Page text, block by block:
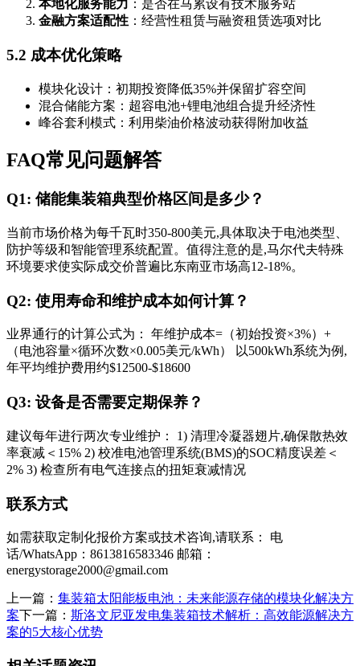
本地化服务能力 ：是否在马累设有技术服务站
金融方案适配性 ：经营性租赁与融资租赁选项对比
5.2 成本优化策略
模块化设计：初期投资降低35%并保留扩容空间
混合储能方案：超容电池+锂电池组合提升经济性
峰谷套利模式：利用柴油价格波动获得附加收益
FAQ常见问题解答
Q1: 储能集装箱典型价格区间是多少？
当前市场价格为每千瓦时350-800美元,具体取决于电池类型、
防护等级和智能管理系统配置。值得注意的是,马尔代夫特殊
环境要求使实际成交价普遍比东南亚市场高12-18%。
Q2: 使用寿命和维护成本如何计算？
业界通行的计算公式为： 年维护成本=（初始投资×3%）+
（电池容量×循环次数×0.005美元/kWh） 以500kWh系统为例,
年平均维护费用约$12500-$18600
Q3: 设备是否需要定期保养？
建议每年进行两次专业维护： 1) 清理冷凝器翅片,确保散热效
率衰减＜15% 2) 校准电池管理系统(BMS)的SOC精度误差＜
2% 3) 检查所有电气连接点的扭矩衰减情况
联系方式
如需获取定制化报价方案或技术咨询,请联系： 电
话/WhatsApp：8613816583346 邮箱：
energystorage2000@gmail.com
上一篇： 集装箱太阳能板电池：未来能源存储的模块化解决方
案下一篇： 斯洛文尼亚发电集装箱技术解析：高效能源解决方
案的5大核心优势